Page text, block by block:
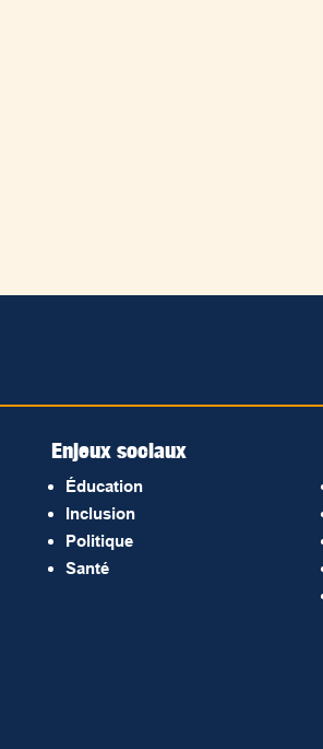
Enjeux sociaux
Éducation
Inclusion
Politique
Santé